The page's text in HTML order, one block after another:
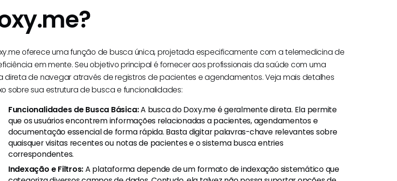
oferece uma função de busca única, projetada especificamente com a telemedicina de
em mente. Seu objetivo principal é fornecer aos profissionais da saúde com uma
direta de navegar através de registros de pacientes e agendamentos. Veja mais detalhes
sobre sua estrutura de busca e funcionalidades:
Funcionalidades de Busca Básica:A busca do Doxy.me é geralmente direta. Ela permite
que os usuários encontrem informações relacionadas a pacientes, agendamentos e
documentação essencial de forma rápida. Basta digitar palavras-chave relevantes sobre
quaisquer visitas recentes ou notas de pacientes e o sistema busca entries
correspondentes.
Indexação e Filtros:A plataforma depende de um formato de indexação sistemático que